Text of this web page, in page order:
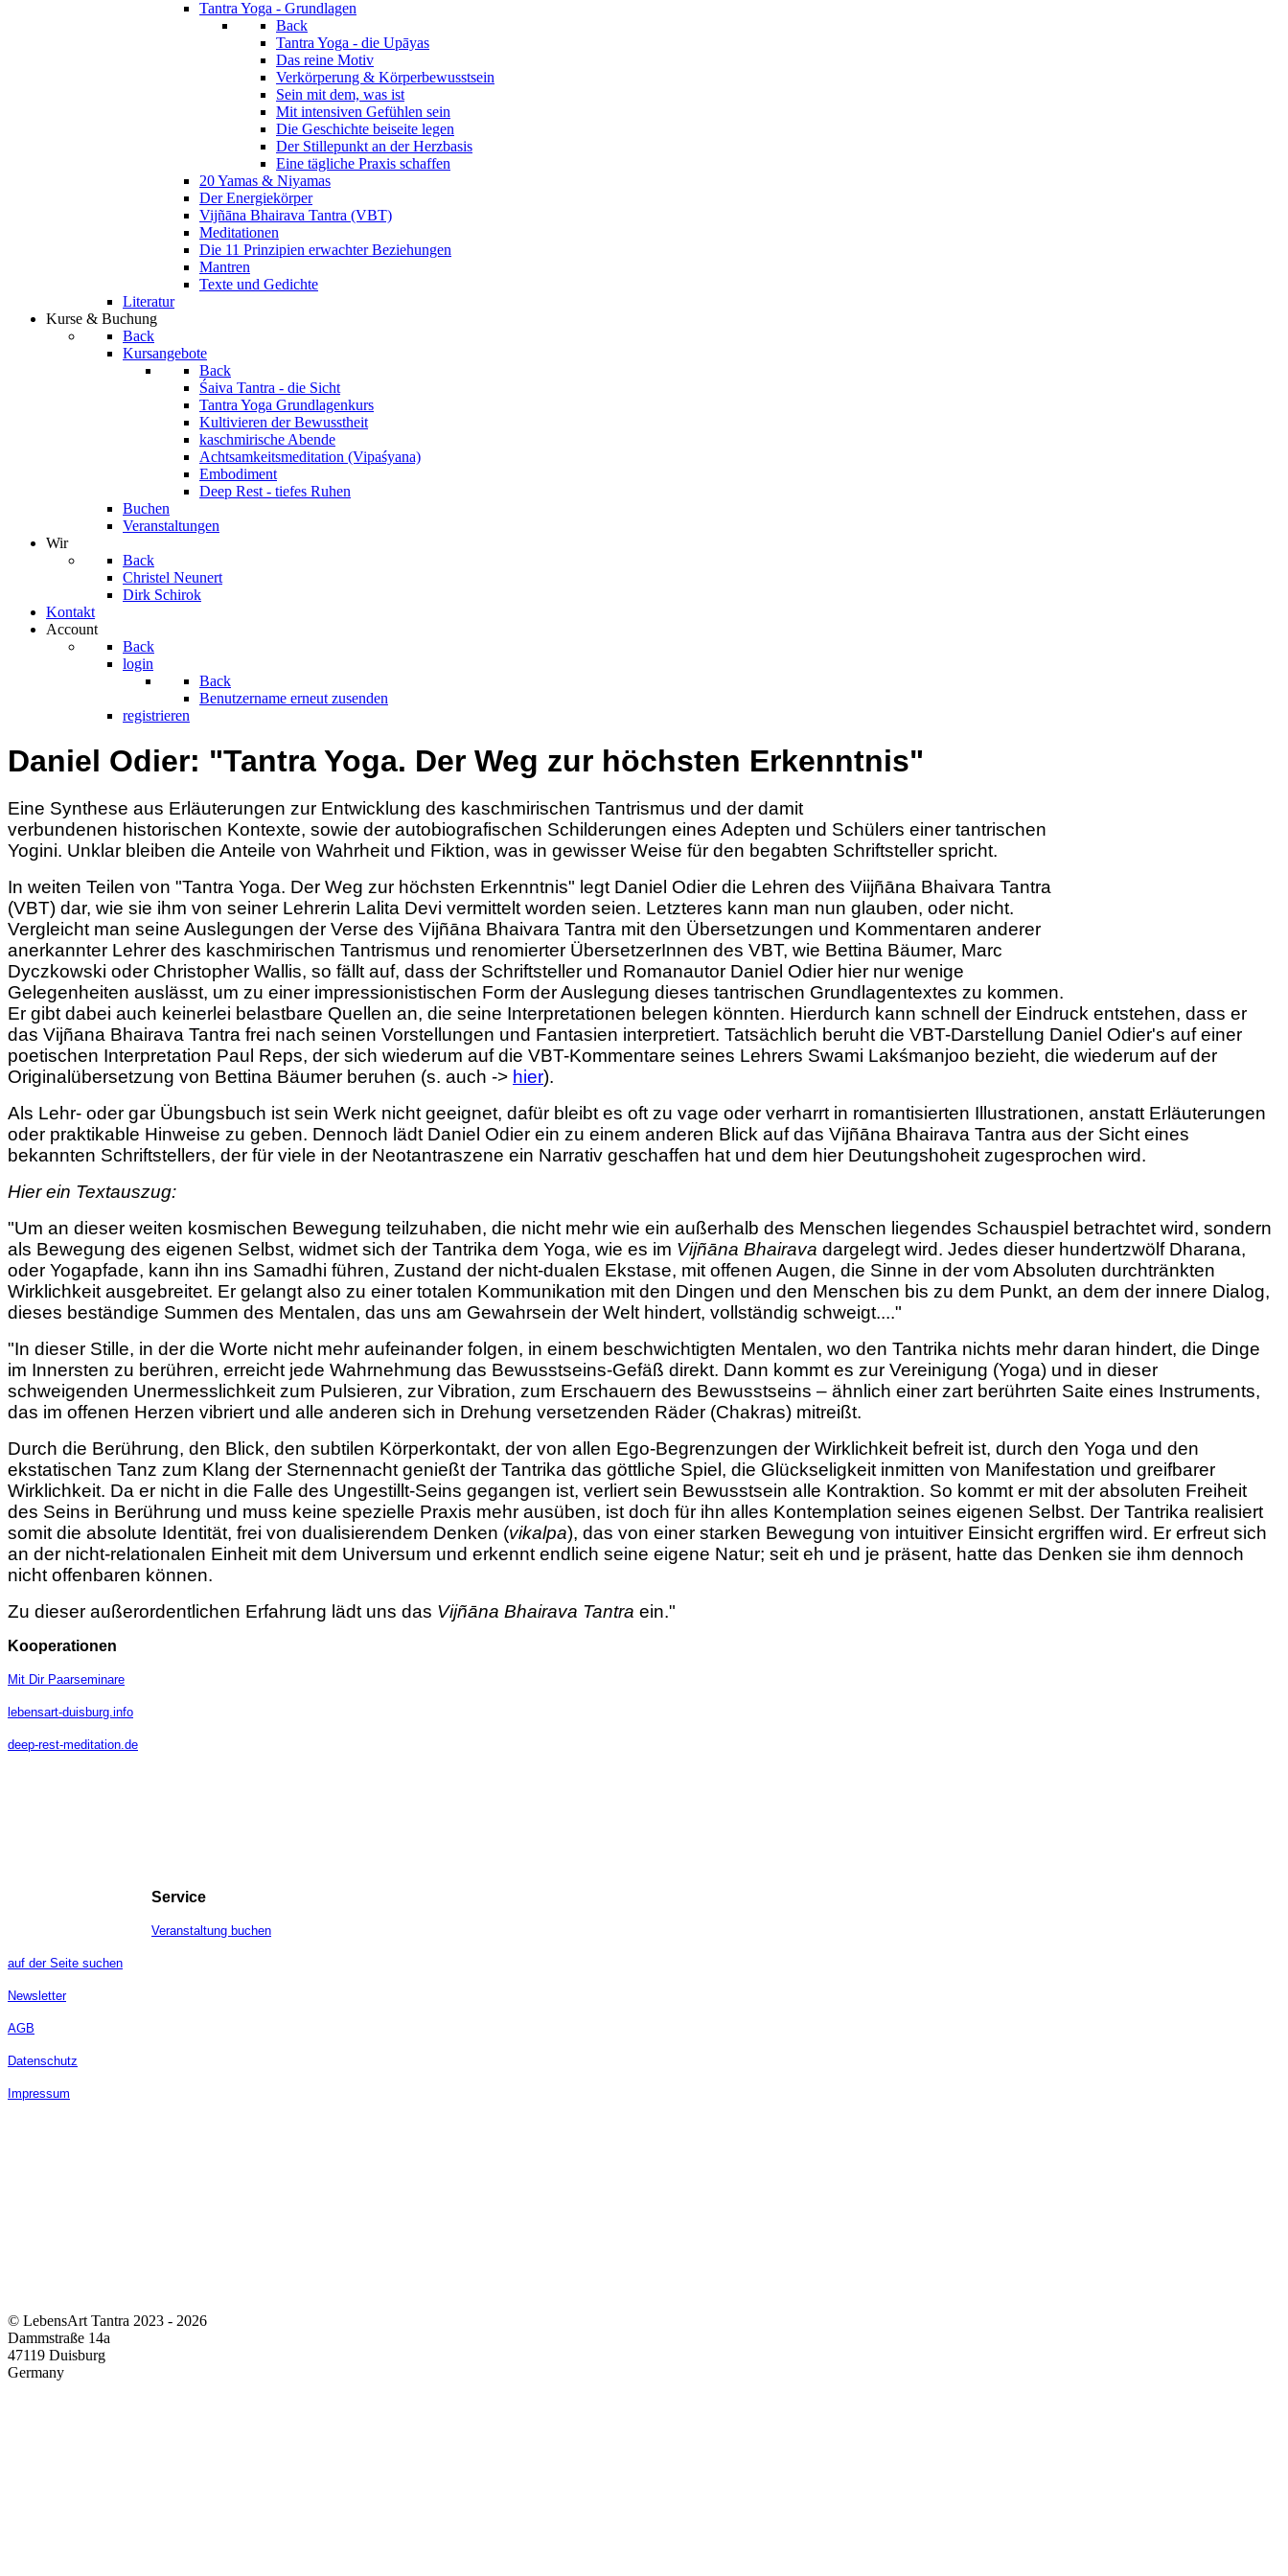
Tantra Yoga - Grundlagen
Back
Tantra Yoga - die Upāyas
Das reine Motiv
Verkörperung & Körperbewusstsein
Sein mit dem, was ist
Mit intensiven Gefühlen sein
Die Geschichte beiseite legen
Der Stillepunkt an der Herzbasis
Eine tägliche Praxis schaffen
20 Yamas & Niyamas
Der Energiekörper
Vijñāna Bhairava Tantra (VBT)
Meditationen
Die 11 Prinzipien erwachter Beziehungen
Mantren
Texte und Gedichte
Literatur
Kurse & Buchung
Back
Kursangebote
Back
Śaiva Tantra - die Sicht
Tantra Yoga Grundlagenkurs
Kultivieren der Bewusstheit
kaschmirische Abende
Achtsamkeitsmeditation (Vipaśyana)
Embodiment
Deep Rest - tiefes Ruhen
Buchen
Veranstaltungen
Wir
Back
Christel Neunert
Dirk Schirok
Kontakt
Account
Back
login
Back
Benutzername erneut zusenden
registrieren
Daniel Odier: "Tantra Yoga. Der Weg zur höchsten Erkenntnis"
Eine Synthese aus Erläuterungen zur Entwicklung des kaschmirischen Tantrismus und der damit
verbundenen historischen Kontexte, sowie der autobiografischen Schilderungen eines Adepten und Schülers einer tantrischen
Yogini. Unklar bleiben die Anteile von Wahrheit und Fiktion, was in gewisser Weise für den begabten Schriftsteller spricht.
In weiten Teilen von "Tantra Yoga. Der Weg zur höchsten Erkenntnis" legt Daniel Odier die Lehren des Viijñāna Bhaivara Tantra
(VBT) dar, wie sie ihm von seiner Lehrerin Lalita Devi vermittelt worden seien. Letzteres kann man nun glauben, oder nicht.
Vergleicht man seine Auslegungen der Verse des Vijñāna Bhaivara Tantra mit den Übersetzungen und Kommentaren anderer
anerkannter Lehrer des kaschmirischen Tantrismus und renomierter ÜbersetzerInnen des VBT, wie Bettina Bäumer, Marc
Dyczkowski oder Christopher Wallis, so fällt auf, dass der Schriftsteller und Romanautor Daniel Odier hier nur wenige
Gelegenheiten auslässt, um zu einer impressionistischen Form der Auslegung dieses tantrischen Grundlagentextes zu kommen.
Er gibt dabei auch keinerlei belastbare Quellen an, die seine Interpretationen belegen könnten. Hierdurch kann schnell der Eindruck entstehen, dass er
das Vijñana Bhairava Tantra frei nach seinen Vorstellungen und Fantasien interpretiert. Tatsächlich beruht die VBT-Darstellung Daniel Odier's auf einer
poetischen Interpretation Paul Reps, der sich wiederum auf die VBT-Kommentare seines Lehrers Swami Lakśmanjoo bezieht, die wiederum auf der
Originalübersetzung von Bettina Bäumer beruhen (s. auch -> hier).
Als Lehr- oder gar Übungsbuch ist sein Werk nicht geeignet, dafür bleibt es oft zu vage oder verharrt in romantisierten Illustrationen, anstatt Erläuterungen
oder praktikable Hinweise zu geben. Dennoch lädt Daniel Odier ein zu einem anderen Blick auf das Vijñāna Bhairava Tantra aus der Sicht eines
bekannten Schriftstellers, der für viele in der Neotantraszene ein Narrativ geschaffen hat und dem hier Deutungshoheit zugesprochen wird.
Hier ein Textauszug:
"Um an dieser weiten kosmischen Bewegung teilzuhaben, die nicht mehr wie ein außerhalb des Menschen liegendes Schauspiel betrachtet wird, sondern
als Bewegung des eigenen Selbst, widmet sich der Tantrika dem Yoga, wie es im Vijñāna Bhairava dargelegt wird. Jedes dieser hundertzwölf Dharana,
oder Yogapfade, kann ihn ins Samadhi führen, Zustand der nicht-dualen Ekstase, mit offenen Augen, die Sinne in der vom Absoluten durchtränkten
Wirklichkeit ausgebreitet. Er gelangt also zu einer totalen Kommunikation mit den Dingen und den Menschen bis zu dem Punkt, an dem der innere Dialog,
dieses beständige Summen des Mentalen, das uns am Gewahrsein der Welt hindert, vollständig schweigt...."
"In dieser Stille, in der die Worte nicht mehr aufeinander folgen, in einem beschwichtigten Mentalen, wo den Tantrika nichts mehr daran hindert, die Dinge
im Innersten zu berühren, erreicht jede Wahrnehmung das Bewusstseins-Gefäß direkt. Dann kommt es zur Vereinigung (Yoga) und in dieser
schweigenden Unermesslichkeit zum Pulsieren, zur Vibration, zum Erschauern des Bewusstseins – ähnlich einer zart berührten Saite eines Instruments,
das im offenen Herzen vibriert und alle anderen sich in Drehung versetzenden Räder (Chakras) mitreißt.
Durch die Berührung, den Blick, den subtilen Körperkontakt, der von allen Ego-Begrenzungen der Wirklichkeit befreit ist, durch den Yoga und den
ekstatischen Tanz zum Klang der Sternennacht genießt der Tantrika das göttliche Spiel, die Glückseligkeit inmitten von Manifestation und greifbarer
Wirklichkeit. Da er nicht in die Falle des Ungestillt-Seins gegangen ist, verliert sein Bewusstsein alle Kontraktion. So kommt er mit der absoluten Freiheit
des Seins in Berührung und muss keine spezielle Praxis mehr ausüben, ist doch für ihn alles Kontemplation seines eigenen Selbst. Der Tantrika realisiert
somit die absolute Identität, frei von dualisierendem Denken (vikalpa), das von einer starken Bewegung von intuitiver Einsicht ergriffen wird. Er erfreut sich
an der nicht-relationalen Einheit mit dem Universum und erkennt endlich seine eigene Natur; seit eh und je präsent, hatte das Denken sie ihm dennoch
nicht offenbaren können.
Zu dieser außerordentlichen Erfahrung lädt uns das Vijñāna Bhairava Tantra ein."
Kooperationen
Mit Dir Paarseminare
lebensart-duisburg.info
deep-rest-meditation.de
Service
Veranstaltung buchen
auf der Seite suchen
Newsletter
AGB
Datenschutz
Impressum
© LebensArt Tantra 2023 - 2026
Dammstraße 14a
47119 Duisburg
Germany